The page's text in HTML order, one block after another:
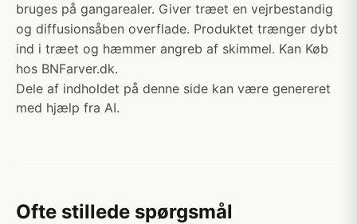
bruges på gangarealer. Giver træet en vejrbestandig
og diffusionsåben overflade. Produktet trænger dybt
ind i træet og hæmmer angreb af skimmel. Kan Køb
hos BNFarver.dk.
Dele af indholdet på denne side kan være genereret
med hjælp fra AI.
Ofte stillede spørgsmål